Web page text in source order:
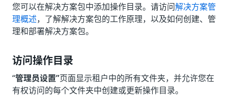
您可以在解决方案包中添加操作目录。请访问解决方案管
理概述，了解解决方案包的工作原理，以及如何创建、管
理和部署解决方案包。
访问操作目录
“管理员设置”页面显示租户中的所有文件夹，并允许您在
有权访问的每个文件夹中创建或更新操作目录。